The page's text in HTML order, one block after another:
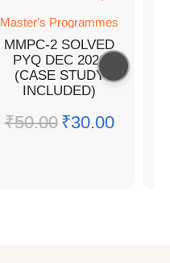
Master's Programmes
MMPC-2 SOLVED
PYQ DEC 2021
(CASE STUDY
INCLUDED)
₹50.00 ₹30.00